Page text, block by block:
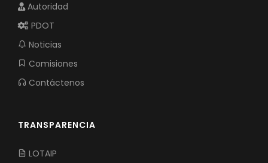
Autoridad
PDOT
Noticias
Comisiones
Contáctenos
TRANSPARENCIA
LOTAIP